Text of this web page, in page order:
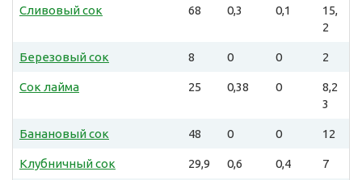
Сливовый сок 68 0,3 0,1
15,
2
Березовый сок 8 0 0 2
Сок лайма 25 0,38 0
8,2
3
Банановый сок 48 0 0 12
Клубничный сок 29,9 0,6 0,4 7